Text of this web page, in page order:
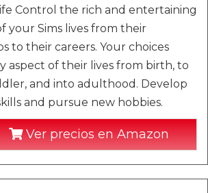
Control the rich and entertaining
your Sims lives from their
to their careers. Your choices
aspect of their lives from birth, to
and into adulthood. Develop
and pursue new hobbies.
Ver precios en Amazon